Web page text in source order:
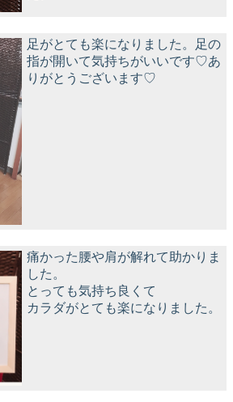
足がとても楽になりました。足の
指が開いて気持ちがいいです♡あ
りがとうございます♡
痛かった腰や肩が解れて助かりま
した。
とっても気持ち良くて
カラダがとても楽になりました。